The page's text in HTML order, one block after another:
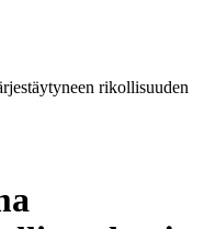
rikollisuuden